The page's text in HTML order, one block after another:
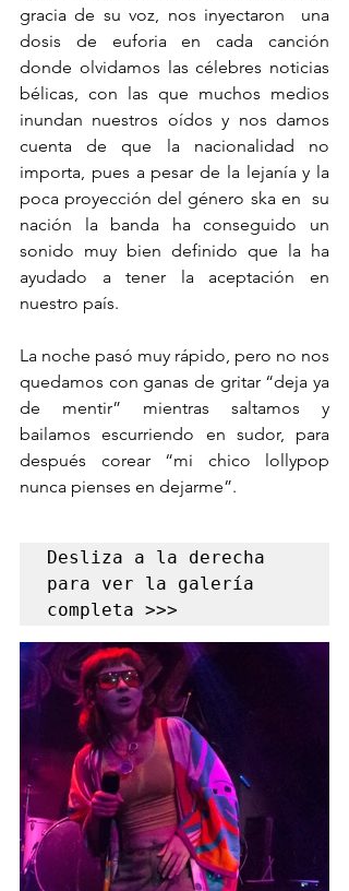
gracia de su voz, nos inyectaron  una
dosis de euforia en cada canción
donde olvidamos las célebres noticias
bélicas, con las que muchos medios
inundan nuestros oídos y nos damos
cuenta de que la nacionalidad no
importa, pues a pesar de la lejanía y la
poca proyección del género ska en  su
nación la banda ha conseguido un
sonido muy bien definido que la ha
ayudado a tener la aceptación en
nuestro país.
La noche pasó muy rápido, pero no nos
quedamos con ganas de gritar “deja ya
de mentir” mientras saltamos y
bailamos escurriendo en sudor, para
después corear “mi chico lollypop
nunca pienses en dejarme”.
Desliza a la derecha
para ver la galería
completa >>>